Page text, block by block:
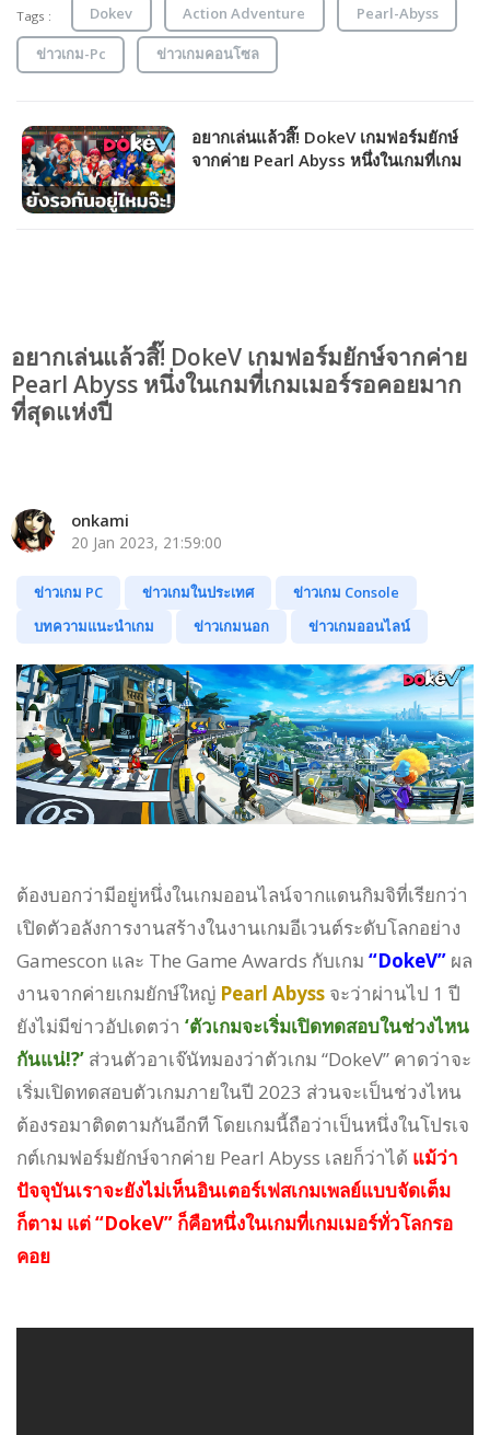
Tags : Dokev Action Adventure Pearl-Abyss
ข่าวเกม-Pc ข่าวเกมคอนโซล
อยากเล่นแล้วสิ๊! DokeV เกมฟอร์มยักษ์
จากค่าย Pearl Abyss หนึ่งในเกมที่เกม
อยากเล่นแล้วสิ๊! DokeV เกมฟอร์มยักษ์จากค่าย
Pearl Abyss หนึ่งในเกมที่เกมเมอร์รอคอยมาก
ที่สุดแห่งปี
onkami
20 Jan 2023, 21:59:00
ข่าวเกม PC ข่าวเกมในประเทศ
ข่าวเกม Console
บทความแนะนำเกม
ข่าวเกมนอก ข่าวเกมออนไลน์
ต้องบอกว่ามีอยู่หนึ่งในเกมออนไลน์จากแดนกิมจิที่เรียกว่า
เปิดตัวอลังการงานสร้างในงานเกมอีเวนต์ระดับโลกอย่าง
Gamescon และ The Game Awards กับเกม “DokeV” ผล
งานจากค่ายเกมยักษ์ใหญ่ Pearl Abyss จะว่าผ่านไป 1 ปี
ยังไม่มีข่าวอัปเดตว่า ‘ตัวเกมจะเริ่มเปิดทดสอบในช่วงไหน
กันแน่!?’ ส่วนตัวอาเจ๊นัทมองว่าตัวเกม “DokeV” คาดว่าจะ
เริ่มเปิดทดสอบตัวเกมภายในปี 2023 ส่วนจะเป็นช่วงไหน
ต้องรอมาติดตามกันอีกที โดยเกมนี้ถือว่าเป็นหนึ่งในโปรเจ
กต์เกมฟอร์มยักษ์จากค่าย Pearl Abyss เลยก็ว่าได้ แม้ว่า
ปัจจุบันเราจะยังไม่เห็นอินเตอร์เฟสเกมเพลย์แบบจัดเต็ม
ก็ตาม แต่ “DokeV” ก็คือหนึ่งในเกมที่เกมเมอร์ทั่วโลกรอ
คอย